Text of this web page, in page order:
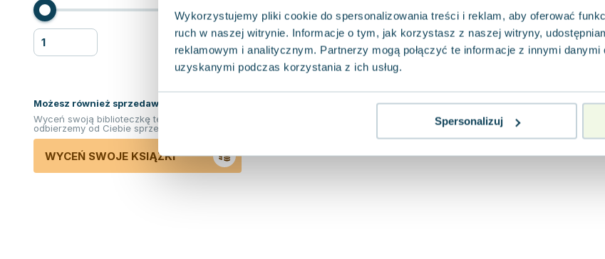
Wykorzystujemy pliki cookie do spersonalizowania treści i reklam, aby oferować
ruch w naszej witrynie. Informacje o tym, jak korzystasz z naszej witryny,
reklamowym i analitycznym. Partnerzy mogą połączyć te informacje z innymi
uzyskanymi podczas korzystania z ich usług.
Spersonalizuj
Możesz również sprzedawać ksiązki!
Wyceń swoją biblioteczkę teraz. Odkupimy i
odbierzemy od Ciebie sprzedane książki.
WYCEŃ SWOJE KSIĄŻKI